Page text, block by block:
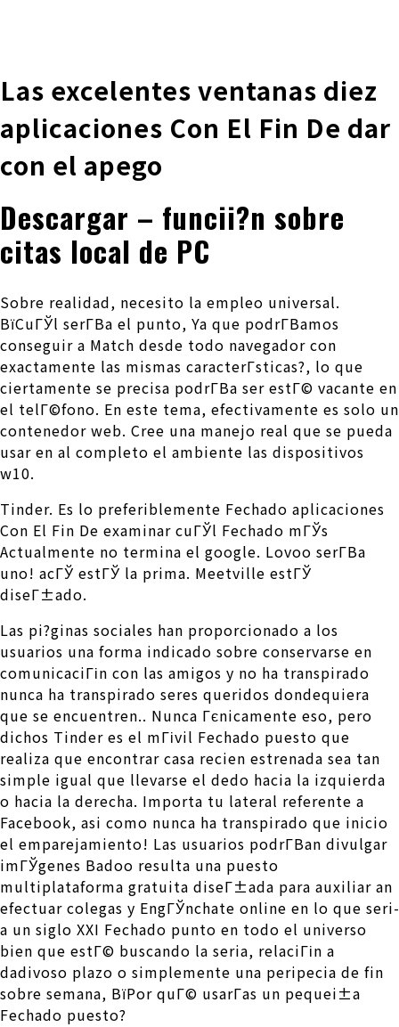
Las excelentes ventanas diez
aplicaciones Con El Fin De dar
con el apego
Descargar – funcii?n sobre
citas local de PC
Sobre realidad, necesito la empleo universal.
ВїCuГЎl serГ­В­a el punto, Ya que podrГ­В­amos
conseguir a Match desde todo navegador con
exactamente las mismas caracterГ­sticas?, lo que
ciertamente se precisa podrГ­В­a ser estГ© vacante en
el telГ©fono. En este tema, efectivamente es solo un
contenedor web. Cree una manejo real que se pueda
usar en al completo el ambiente las dispositivos
w10.
Tinder. Es lo preferiblemente Fechado aplicaciones
Con El Fin De examinar cuГЎl Fechado mГЎs
Actualmente no termina el google. Lovoo serГ­В­a
uno! acГЎ estГЎ la prima. Meetville estГЎ
diseГ±ado.
Las pi?ginas sociales han proporcionado a los
usuarios una forma indicado sobre conservarse en
comunicaciГіn con las amigos y no ha transpirado
nunca ha transpirado seres queridos dondequiera
que se encuentren.. Nunca Гєnicamente eso, pero
dichos Tinder es el mГіvil Fechado puesto que
realiza que encontrar casa recien estrenada sea tan
simple igual que llevarse el dedo hacia la izquierda
o hacia la derecha. Importa tu lateral referente a
Facebook, asi­ como nunca ha transpirado que inicio
el emparejamiento! Las usuarios podrГ­В­an divulgar
imГЎgenes Badoo resulta una puesto
multiplataforma gratuita diseГ±ada para auxiliar an
efectuar colegas y EngГЎnchate online en lo que seri­
a un siglo XXI Fechado punto en todo el universo
bien que estГ© buscando la seria, relaciГіn a
dadivoso plazo o simplemente una peripecia de fin
sobre semana, ВїPor quГ© usarГ­as un pequei±a
Fechado puesto?